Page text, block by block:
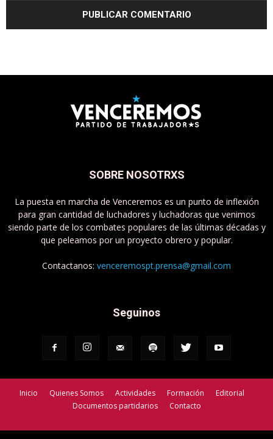
SOBRE NOSOTRXS
La puesta en marcha de Venceremos es un punto de inflexión
para gran cantidad de luchadores y luchadoras que venimos
siendo parte de los combates populares de las últimas décadas y
que peleamos por un proyecto obrero y popular.
Contactanos: venceremospt.prensa@gmail.com
Seguinos
Inicio Quienes Somos Actividades Formación
Editorial
Documentos partidarios
Contacto